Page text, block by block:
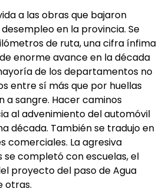
a las obras que bajaron
en la provincia. Se
de ruta, una cifra ínfima
enorme avance en la década
de los departamentos no
entre sí más que por huellas
sangre. Hacer caminos
al advenimiento del automóvil
década. También se tradujo en
comerciales. La agresiva
se completó con escuelas, el
proyecto del paso de Agua
otras.